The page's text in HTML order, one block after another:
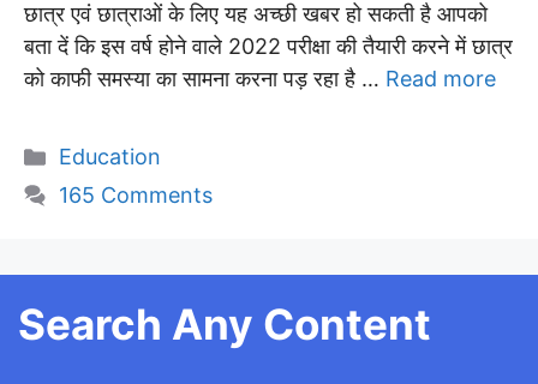
छात्र एवं छात्राओं के लिए यह अच्छी खबर हो सकती है आपको
बता दें कि इस वर्ष होने वाले 2022 परीक्षा की तैयारी करने में छात्र
को काफी समस्या का सामना करना पड़ रहा है … Read more
Categories
Education
165 Comments
Search Any Content